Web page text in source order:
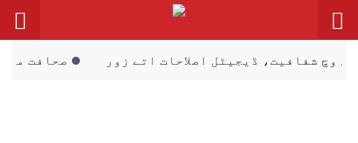
اصلاحات اتے زور صحافت مقدس پیشہ، فیک